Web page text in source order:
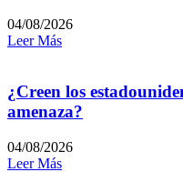
04/08/2026
Leer Más
¿Creen los
amenaza?
04/08/2026
Leer Más